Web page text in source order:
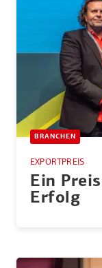
BRANCHEN
EXPORTPREIS
Ein
Erfolg